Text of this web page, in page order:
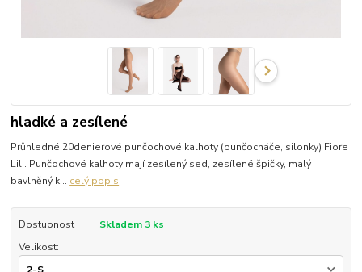
hladké a zesílené
Průhledné 20denierové punčochové kalhoty (punčocháče, silonky) Fiore
Lili. Punčochové kalhoty mají zesílený sed, zesílené špičky, malý
bavlněný k... celý popis
Dostupnost
Skladem 3 ks
Velikost: